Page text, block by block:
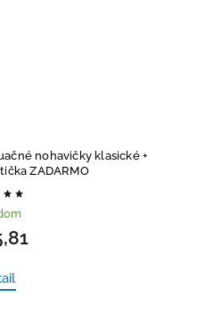
nohavičky klasické+
ZADARMO